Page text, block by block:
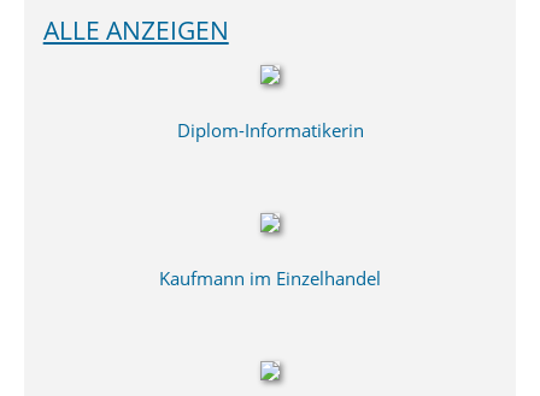
ALLE ANZEIGEN
Diplom-Informatikerin
Kaufmann im Einzelhandel